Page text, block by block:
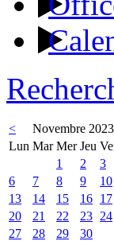
< Novembre 2023
Lun Mar Mer Jeu
1
2 3
6
7 8 9 10
13
14 15 16 17
20
21 22 23 24
27
28 29 30